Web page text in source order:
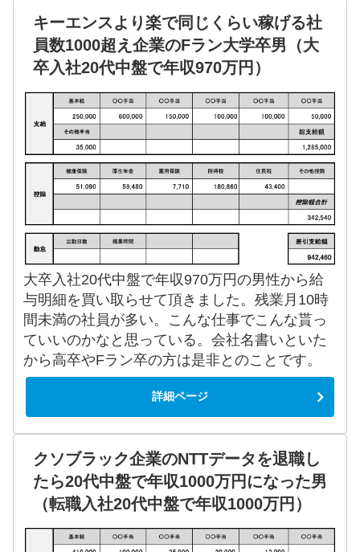
キーエンスより楽で同じくらい稼げる社
員数1000超え企業のFラン大学卒男（大
卒入社20代中盤で年収970万円）
大卒入社20代中盤で年収970万円の男性から給
与明細を買い取らせて頂きました。残業月10時
間未満の社員が多い。こんな仕事でこんな貰っ
ていいのかなと思っている。会社名書いといた
から高卒やFラン卒の方は是非とのことです。
詳細ページ
クソブラック企業のNTTデータを退職し
たら20代中盤で年収1000万円になった男
（転職入社20代中盤で年収1000万円）